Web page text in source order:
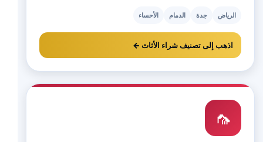
الرياض جدة الدمام الأحساء
اذهب إلى تصنيف شراء الأثاث ←
🦟